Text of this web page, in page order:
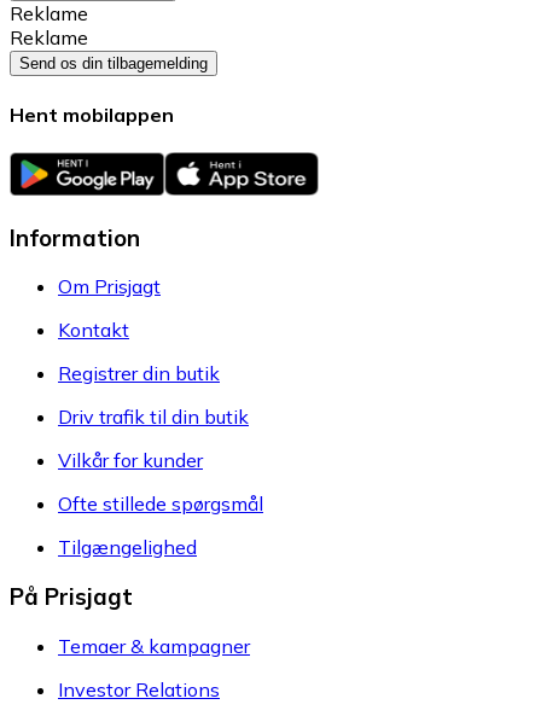
Reklame
Reklame
Send os din tilbagemelding
Hent mobilappen
Information
Om Prisjagt
Kontakt
Registrer din butik
Driv trafik til din butik
Vilkår for kunder
Ofte stillede spørgsmål
Tilgængelighed
På Prisjagt
Temaer & kampagner
Investor Relations